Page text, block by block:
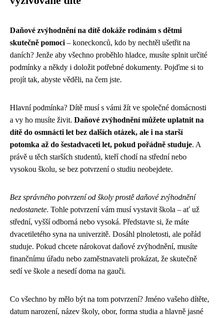
Daňové zvýhodnění na dítě dokáže rodinám s dětmi
skutečně pomoci – koneckonců, kdo by nechtěl ušetřit na
daních? Jenže aby všechno proběhlo hladce, musíte splnit určité
podmínky a někdy i doložit potřebné dokumenty. Pojďme si to
projít tak, abyste věděli, na čem jste.
Hlavní podmínka? Dítě musí s vámi žít ve společné domácnosti
a vy ho musíte živit. Daňové zvýhodnění můžete uplatnit na
dítě do osmnácti let bez dalších otázek, ale i na starší
potomka až do šestadvaceti let, pokud pořádně studuje. A
právě u těch starších studentů, kteří chodí na střední nebo
vysokou školu, se bez potvrzení o studiu neobejdete.
Bez správného potvrzení od školy prostě daňové zvýhodnění
nedostanete. Tohle potvrzení vám musí vystavit škola – ať už
střední, vyšší odborná nebo vysoká. Představte si, že máte
dvacetiletého syna na univerzitě. Dosáhl plnoletosti, ale pořád
studuje. Pokud chcete nárokovat daňové zvýhodnění, musíte
finančnímu úřadu nebo zaměstnavateli prokázat, že skutečně
sedí ve škole a nesedí doma na gauči.
Co všechno by mělo být na tom potvrzení? Jméno vašeho dítěte,
datum narození, název školy, obor, forma studia a hlavně jasné